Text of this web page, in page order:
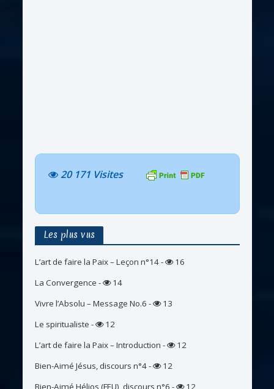
20 171 Visites
Les plus vus
L’art de faire la Paix – Leçon n°14-
16
La Convergence -
14
Vivre l’Absolu – Message No.6 -
13
Le spiritualiste -
12
L’art de faire la Paix – Introduction -
12
Bien-Aimé Jésus, discours n°4-
12
Bien-Aimé Hélios (FEU), discours n°6 - 12